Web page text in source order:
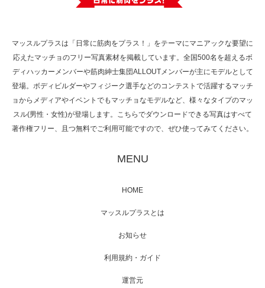
で紹介さ…
た（6/8放送）
映画「メカバース」舞台挨拶へマッスルプラ
【TV】NHK BS「COOL JAPAN 」にてマッス
マッスルプラスは「日常に筋肉をプラス！」をテーマにマニアックな要望に
応えたマッチョのフリー写真素材を掲載しています。全国500名を超えるボ
ディハッカーメンバーや筋肉紳士集団ALLOUTメンバーが主にモデルとして
登場。ボディビルダーやフィジーク選手などのコンテストで活躍するマッチ
ョからメディアやイベントでもマッチョなモデルなど、様々なタイプのマッ
スル(男性・女性)が登場します。こちらでダウンロードできる写真はすべて
著作権フリー、且つ無料でご利用可能ですので、ぜひ使ってみてください。
MENU
HOME
マッスルプラスとは
お知らせ
利用規約・ガイド
運営元